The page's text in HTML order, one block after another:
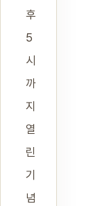
후
5
시
까
지
열
린
기
념